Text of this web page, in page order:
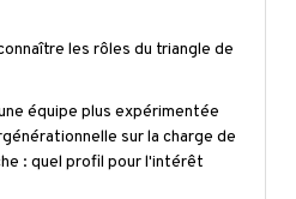
les rôles du triangle de
équipe plus expérimentée
sur la charge de
: quel profil pour l'intérêt